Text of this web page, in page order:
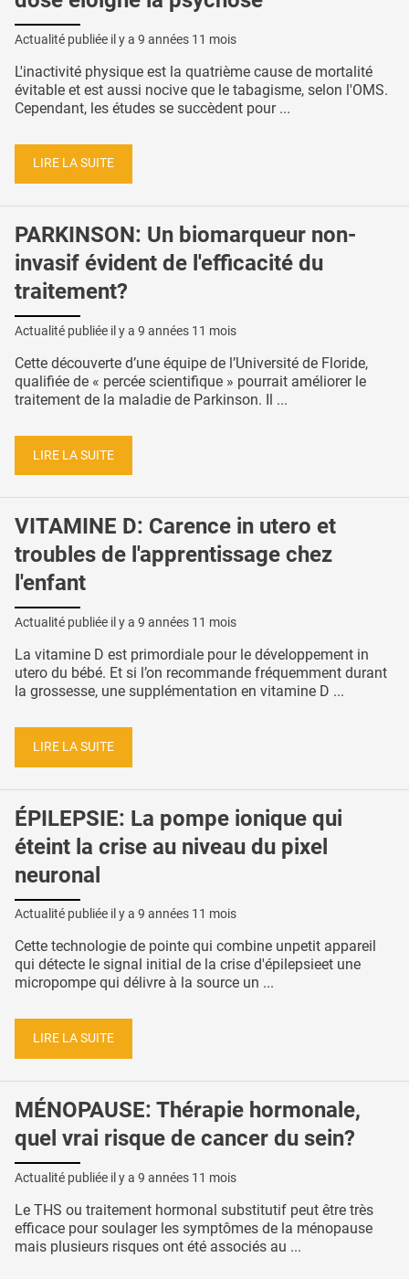
Actualité publiée il y a 9 années 11 mois
L'inactivité physique est la quatrième cause de mortalité
évitable et est aussi nocive que le tabagisme, selon l'OMS.
Cependant, les études se succèdent pour ...
LIRE LA SUITE
PARKINSON: Un biomarqueur non-
invasif évident de l'efficacité du
traitement?
Actualité publiée il y a 9 années 11 mois
Cette découverte d’une équipe de l’Université de Floride,
qualifiée de « percée scientifique » pourrait améliorer le
traitement de la maladie de Parkinson. Il ...
LIRE LA SUITE
VITAMINE D: Carence in utero et
troubles de l'apprentissage chez
l'enfant
Actualité publiée il y a 9 années 11 mois
La vitamine D est primordiale pour le développement in
utero du bébé. Et si l’on recommande fréquemment durant
la grossesse, une supplémentation en vitamine D ...
LIRE LA SUITE
ÉPILEPSIE: La pompe ionique qui
éteint la crise au niveau du pixel
neuronal
Actualité publiée il y a 9 années 11 mois
Cette technologie de pointe qui combine unpetit appareil
qui détecte le signal initial de la crise d'épilepsieet une
micropompe qui délivre à la source un ...
LIRE LA SUITE
MÉNOPAUSE: Thérapie hormonale,
quel vrai risque de cancer du sein?
Actualité publiée il y a 9 années 11 mois
Le THS ou traitement hormonal substitutif peut être très
efficace pour soulager les symptômes de la ménopause
mais plusieurs risques ont été associés au ...